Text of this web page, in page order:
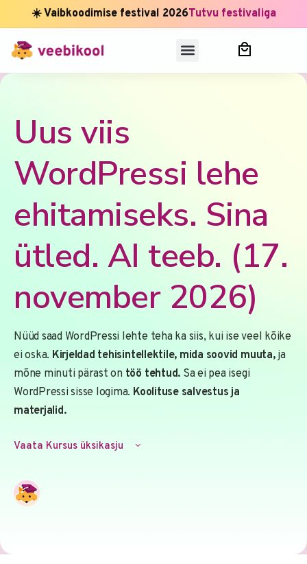
☀️ Vaibkoodimise festival 2026Tutvu festivaliga
,
Uus viis
WordPressi lehe
ehitamiseks. Sina
ütled. AI teeb. (17.
november 2026)
Nüüd saad WordPressi lehte teha ka siis, kui ise veel kõike
ei oska. Kirjeldad tehisintellektile, mida soovid muuta,ja
mõne minuti pärast on töö tehtud. Sa ei pea isegi
WordPressi sisse logima. Koolituse salvestus ja
materjalid.
Vaata Kursus üksikasju